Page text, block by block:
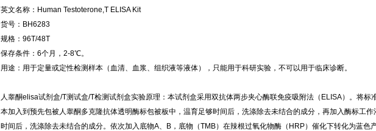
英文名称：Human Testoterone,T ELISA Kit
货号：BH6283
规格：96T/48T
保存条件：6个月，2-8℃。
用途：用于定量或定性检测样本（血清、血浆、组织液等液体），只能用于科研实验，不可以用于临床诊断。
人睾酮elisa试剂盒/T测试盒/T检测试剂盒实验原理：本试剂盒采用双抗体两步夹心酶联免疫吸附法（ELISA）。将标
本加入到预先包被人睾酮多克隆抗体透明酶标包被板中，温育足够时间后，洗涤除去未结合的成分，再加入酶标工作
时间后，洗涤除去未结合的成分。依次加入底物A、B，底物（TMB）在辣根过氧化物酶（HRP）催化下转化为蓝色